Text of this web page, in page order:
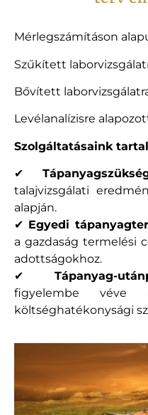
Mérlegszámításon
Szűkített
Bővített
Levélanalízisre
Szolgáltatásaink
✔
talajvizsgálati
alapján.
✔ Egyedi
a gazdaság termelési
adottságokhoz.
✔ Tápanyag-
figyelembe véve
költséghatékonysági